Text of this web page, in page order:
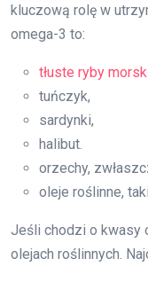
kluczową rolę w
omega-3 to:
tłuste ryby
tuńczyk,
sardynki,
halibut.
orzechy,
oleje roślinne,
Jeśli chodzi o kwasy
olejach roślinnych.